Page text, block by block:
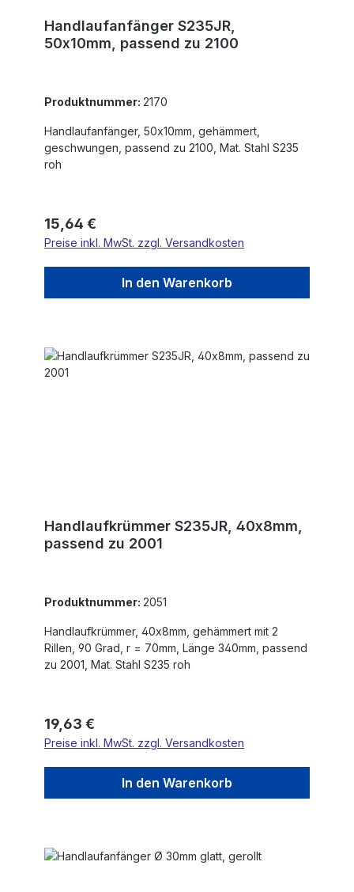
Handlaufanfänger S235JR,
50x10mm, passend zu 2100
Produktnummer: 2170
Handlaufanfänger, 50x10mm, gehämmert,
geschwungen, passend zu 2100, Mat. Stahl S235
roh
Regulärer Preis:
15,64 €
Preise inkl. MwSt. zzgl. Versandkosten
In den Warenkorb
Handlaufkrümmer S235JR, 40x8mm,
passend zu 2001
Produktnummer: 2051
Handlaufkrümmer, 40x8mm, gehämmert mit 2
Rillen, 90 Grad, r = 70mm, Länge 340mm, passend
zu 2001, Mat. Stahl S235 roh
Regulärer Preis:
19,63 €
Preise inkl. MwSt. zzgl. Versandkosten
In den Warenkorb